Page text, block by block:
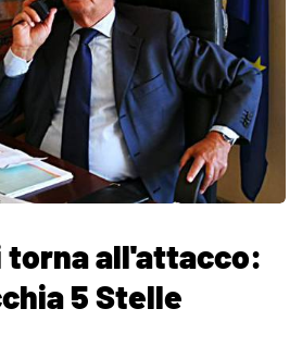
torna all'attacco:
5 Stelle